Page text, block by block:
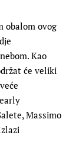
obalom ovog
Kao
će veliki
Massimo